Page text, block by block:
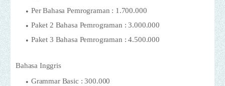
Per Bahasa Pemrograman : 1.700.000
Paket 2 Bahasa Pemrograman : 3.000.000
Paket 3 Bahasa Pemrograman : 4.500.000
Bahasa Inggris
Grammar Basic : 300.000